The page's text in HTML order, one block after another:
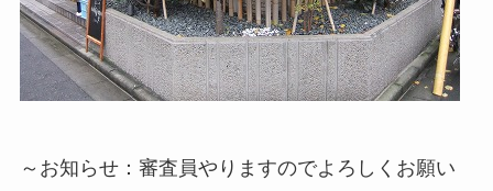
～お知らせ：審査員やりますのでよろしくお願い